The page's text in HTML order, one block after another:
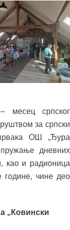
месец српског
за српски
ОШ „Ђура
дневних
као и радионица
чине део
„Ковински